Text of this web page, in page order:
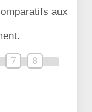
aux
7 8